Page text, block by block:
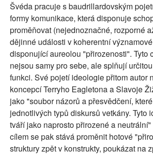
Švéda pracuje s baudrillardovským
formy komunikace, která disponuje
proměňovat (nejednoznačné, rozporné
dějinné události v koherentní
disponující aureolou "přirozenosti". Tyto
nejsou samy pro sebe, ale splňují
funkci. Své pojetí ideologie přitom autor
koncepcí Terryho Eagletona a Slavoje
jako "soubor názorů a přesvědčení,
jednotlivých typů diskursů vetkány. Tyto
tváří jako naprosto přirozené a
cílem se pak stává proměnit hotové
struktury zpět v konstrukty, poukázat na